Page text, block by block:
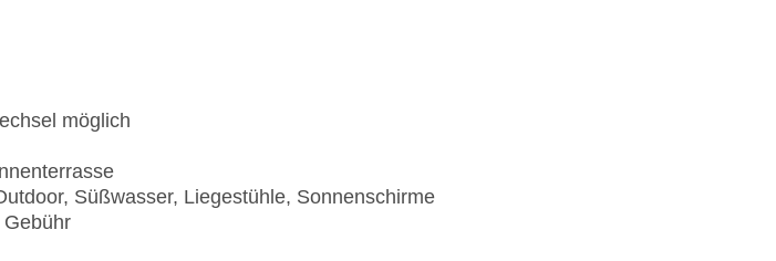
möglich
Süßwasser, Liegestühle, Sonnenschirme